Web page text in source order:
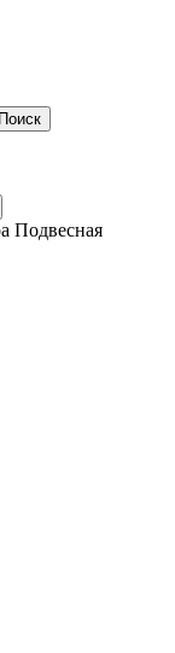
Поиск
Подвесная